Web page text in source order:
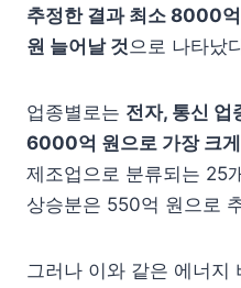
추정한 결과 최소 8000
원 늘어날 것 으로 나타났
업종별로는 전자, 통신 업
6000억 원으로 가장 크
제조업으로 분류되는 25
상승분은 550억 원으로
그러나 이와 같은 에너지